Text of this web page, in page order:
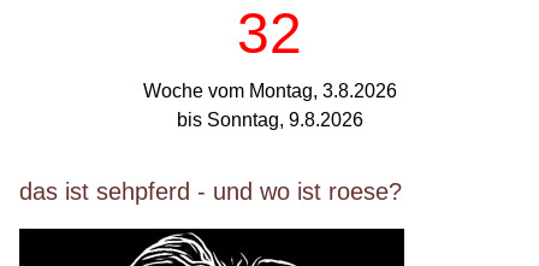
32
Woche vom Montag, 3.8.2026
bis Sonntag, 9.8.2026
das ist sehpferd - und wo ist roese?